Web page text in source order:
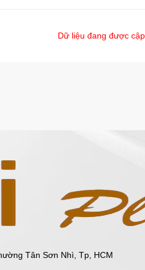
Dữ liệu đang được
Tân Sơn Nhì, Tp, HCM